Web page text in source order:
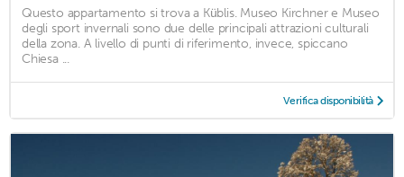
Questo appartamento si trova a Küblis. Museo Kirchner e Museo
degli sport invernali sono due delle principali attrazioni culturali
della zona. A livello di punti di riferimento, invece, spiccano
Chiesa ...
Verifica disponibilità